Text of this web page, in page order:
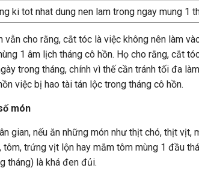
vẫn cho rằng, cắt tóc là việc không nên làm
1 âm lịch tháng cô hồn. Họ cho rằng, cắt
trong tháng, chính vì thế cần tránh tối đa
việc bị hao tài tán lộc trong tháng cô hồn.
món
gian, nếu ăn những món như thịt chó, thịt vịt,
tôm, trứng vịt lộn hay mắm tôm mùng 1 đầu
tháng) là khá đen đủi.